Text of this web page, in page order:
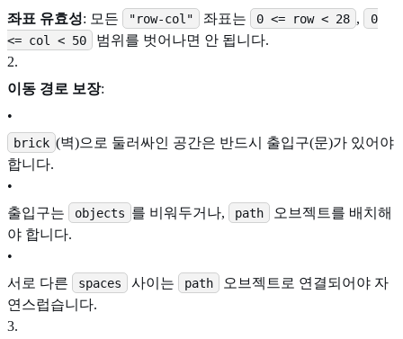
좌표 유효성: 모든 "row-col" 좌표는 0 <= row < 28 ,
0
<= col < 50
범위를 벗어나면 안 됩니다.
2.
이동 경로 보장:
•
brick (벽)으로 둘러싸인 공간은 반드시 출입구(문)가 있어야
합니다.
•
출입구는
objects 를 비워두거나, path
오브젝트를 배치해
야 합니다.
•
서로 다른
spaces 사이는 path
오브젝트로 연결되어야 자
연스럽습니다.
3.